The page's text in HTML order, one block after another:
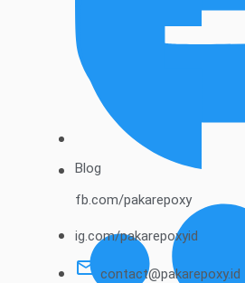
Blog
fb.com/pakarepoxy
ig.com/pakarepoxyid
contact@pakarepoxy.id